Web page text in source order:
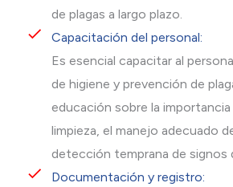
de plagas a largo plazo.
Capacitación del personal:
Es esencial capacitar al
de higiene y prevención de
educación sobre la
limpieza, el manejo adecuado
detección temprana de signos
Documentación y registro: